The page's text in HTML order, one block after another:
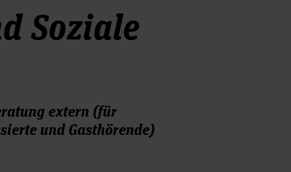
Soziale
extern (für
und Gasthörende)